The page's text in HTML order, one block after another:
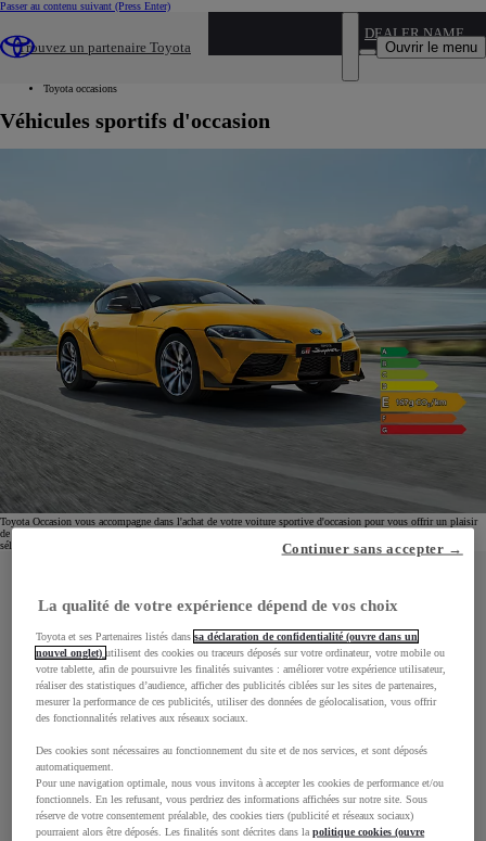
Passer au contenu suivant (Press Enter)
Trouvez un partenaire Toyota
DEALER NAME
Ouvrir le menu
Toyota occasions
Véhicules sportifs d'occasion
Toyota Occasion vous accompagne dans l'achat de votre voiture sportive d'occasion pour vous offrir un plaisir
de conduite hors pair. Faites confiance à Toyota Occasions pour vous proposer l'occasion idéale parmi notre
sélection d'occasion entièrement révisées et garanties jusqu'à 3 ans !
Une erreur est
survenue. Nous vous
invitons à réessayer
ultérieurement.
La qualité de votre expérience dépend de vos choix
Toyota et ses Partenaires listés danssa déclaration de confidentialité (ouvre dans un
nouvel onglet) utilisent des cookies ou traceurs déposés sur votre ordinateur, votre mobile ou
votre tablette, afin de poursuivre les finalités suivantes : améliorer votre expérience utilisateur,
réaliser des statistiques d’audience, afficher des publicités ciblées sur les sites de partenaires,
mesurer la performance de ces publicités, utiliser des données de géolocalisation, vous offrir
des fonctionnalités relatives aux réseaux sociaux.
Des cookies sont nécessaires au fonctionnement du site et de nos services, et sont déposés
automatiquement.
Pour une navigation optimale, nous vous invitons à accepter les cookies de performance et/ou
fonctionnels. En les refusant, vous perdriez des informations affichées sur notre site. Sous
réserve de votre consentement préalable, des cookies tiers (publicité et réseaux sociaux)
pourraient alors être déposés. Les finalités sont décrites dans lapolitique cookies (ouvre
Continuer sans accepter →